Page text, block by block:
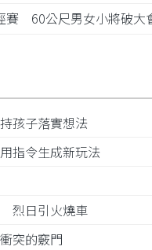
賽 60公尺男女小將破大
孩子落實想法
指令生成新玩法
烈日引火燒車
突的竅門